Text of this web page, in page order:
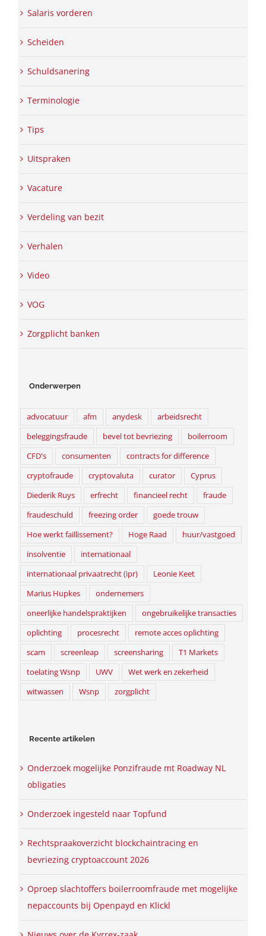
Salaris vorderen
Scheiden
Schuldsanering
Terminologie
Tips
Uitspraken
Vacature
Verdeling van bezit
Verhalen
Video
VOG
Zorgplicht banken
Onderwerpen
advocatuur afm anydesk
arbeidsrecht
beleggingsfraude
bevel tot bevriezing
boilerroom
CFD's
consumenten
contracts for difference
cryptofraude
cryptovaluta curator
Cyprus
Diederik Ruys
erfrecht financieel recht
fraude
fraudeschuld
freezing order
goede trouw
Hoe werkt faillissement?
Hoge Raad
huur/vastgoed
insolventie
internationaal
internationaal privaatrecht (ipr)
Leonie Keet
Marius Hupkes
ondernemers
oneerlijke handelspraktijken
ongebruikelijke transacties
oplichting
procesrecht
remote acces oplichting
scam
screenleap screensharing
T1 Markets
toelating Wsnp
UWV
Wet werk en zekerheid
witwassen
Wsnp zorgplicht
Recente artikelen
Onderzoek mogelijke Ponzifraude mt Roadway NL
obligaties
Onderzoek ingesteld naar Topfund
Rechtspraakoverzicht blockchaintracing en
bevriezing cryptoaccount 2026
Oproep slachtoffers boilerroomfraude met mogelijke
nepaccounts bij Openpayd en Klickl